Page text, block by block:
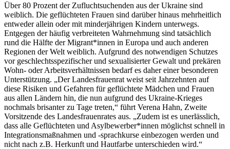
Über 80 Prozent der Zufluchtsuchenden aus der Ukraine sind
weiblich. Die geflüchteten Frauen sind darüber hinaus mehrheitlich
entweder allein oder mit minderjährigen Kindern unterwegs.
Entgegen der häufig verbreiteten Wahrnehmung sind tatsächlich
rund die Hälfte der Migrant*innen in Europa und auch anderen
Regionen der Welt weiblich. Aufgrund des notwendigen Schutzes
vor geschlechtsspezifischer und sexualisierter Gewalt und prekären
Wohn- oder Arbeitsverhältnissen bedarf es daher einer besonderen
Unterstützung. „Der Landesfrauenrat weist seit Jahrzehnten auf
diese Risiken und Gefahren für geflüchtete Mädchen und Frauen
aus allen Ländern hin, die nun aufgrund des Ukraine-Krieges
nochmals brisanter zu Tage treten,“ führt Verena Hahn, Zweite
Vorsitzende des Landesfrauenrates aus. „Zudem ist es unerlässlich,
dass alle Geflüchteten und Asylbewerber*innen möglichst schnell in
Integrationsmaßnahmen und -sprachkurse einbezogen werden und
nicht nach z.B. Herkunft und Hautfarbe unterschieden wird.“